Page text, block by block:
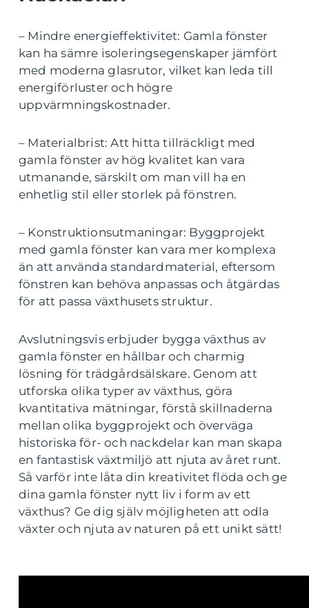
– Mindre energieffektivitet: Gamla fönster
kan ha sämre isoleringsegenskaper jämfört
med moderna glasrutor, vilket kan leda till
energiförluster och högre
uppvärmningskostnader.
– Materialbrist: Att hitta tillräckligt med
gamla fönster av hög kvalitet kan vara
utmanande, särskilt om man vill ha en
enhetlig stil eller storlek på fönstren.
– Konstruktionsutmaningar: Byggprojekt
med gamla fönster kan vara mer komplexa
än att använda standardmaterial, eftersom
fönstren kan behöva anpassas och åtgärdas
för att passa växthusets struktur.
Avslutningsvis erbjuder bygga växthus av
gamla fönster en hållbar och charmig
lösning för trädgårdsälskare. Genom att
utforska olika typer av växthus, göra
kvantitativa mätningar, förstå skillnaderna
mellan olika byggprojekt och överväga
historiska för- och nackdelar kan man skapa
en fantastisk växtmiljö att njuta av året runt.
Så varför inte låta din kreativitet flöda och ge
dina gamla fönster nytt liv i form av ett
växthus? Ge dig själv möjligheten att odla
växter och njuta av naturen på ett unikt sätt!